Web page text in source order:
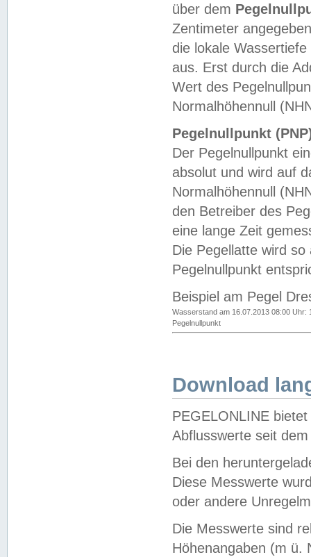
über dem
Zentimeter
die lokale
aus. Erst durch die
Wert des
Normalhöhennull
Pegelnullpunkt
Der Pegelnullpunkt
absolut und wird auf
Normalhöhennull
den Betreiber des
eine lange Zeit
Die Pegellatte wird
Pegelnullpunkt
Beispiel am Pegel
Wasserstand am 16.07.2013 08:00 Uhr:
Pegelnullpunkt
Download
PEGELONLINE
Abflusswerte seit
Bei den
Diese Messwerte
oder andere
Die Messwerte sind
Höhenangaben (m ü.